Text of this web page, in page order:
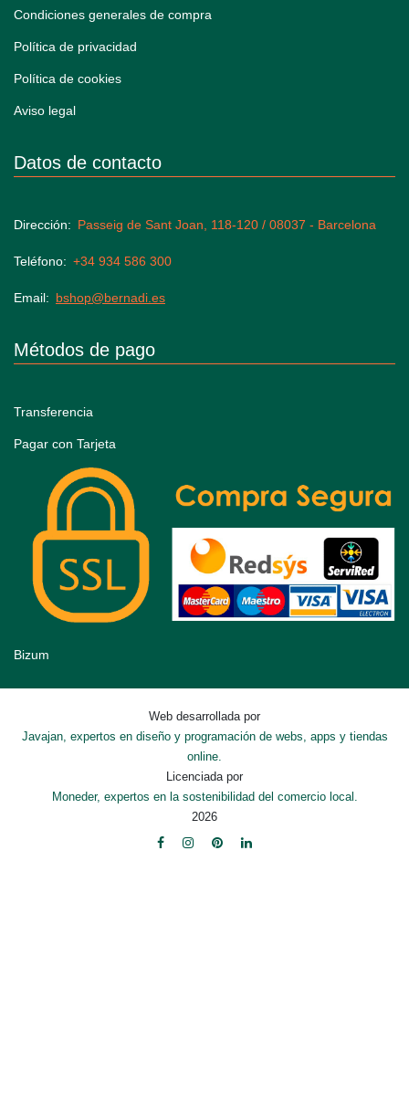
Condiciones generales de compra
Política de privacidad
Política de cookies
Aviso legal
Datos de contacto
Dirección Passeig de Sant Joan, 118-120 / 08037 - Barcelona
Teléfono +34 934 586 300
Email bshop@bernadi.es
Métodos de pago
Transferencia
Pagar con Tarjeta
Bizum
Web desarrollada por
Javajan, expertos en diseño y programación de webs, apps y tiendas
online.
Licenciada por
Moneder, expertos en la sostenibilidad del comercio local.
2026